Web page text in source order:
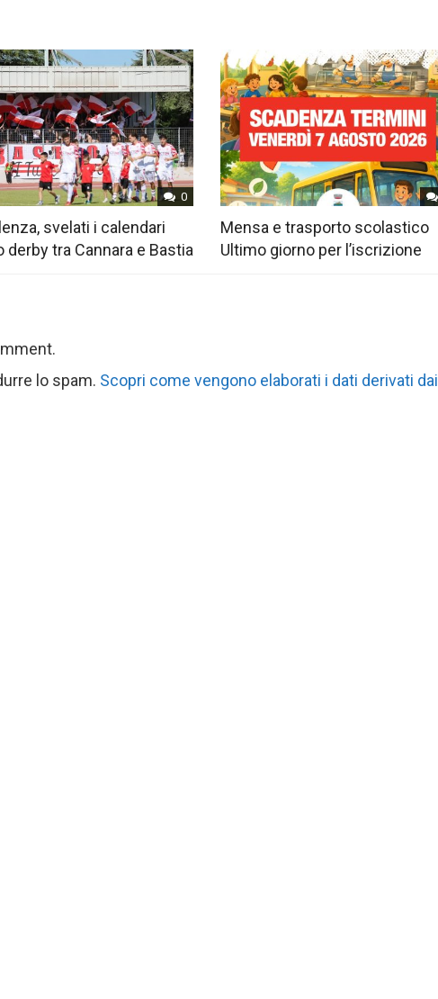
0
svelati i calendari
derby tra Cannara e Bastia
Mensa e trasporto scolastico
Ultimo giorno per l’iscrizione
lo spam. Scopri come vengono elaborati i dati derivati dai